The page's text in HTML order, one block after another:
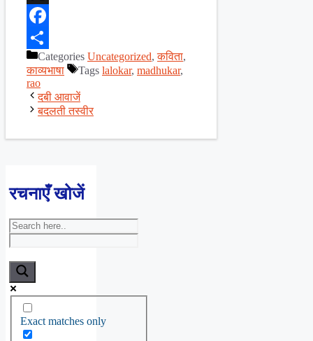
X
Facebook
ShareCategories Uncategorized,कविता,
काव्यभाषा
Tags lalokar, madhukar,
rao
दबी आवाजें
बदलती तस्वीर
रचनाएँ खोजें
Exact matches only